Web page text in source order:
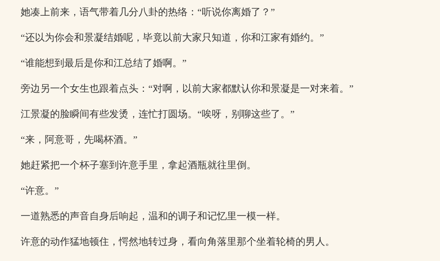
她凑上前来，语气带着几分八卦的热络：“听说你离婚了？”
“还以为你会和景凝结婚呢，毕竟以前大家只知道，你和江家有婚约。”
“谁能想到最后是你和江总结了婚啊。”
旁边另一个女生也跟着点头：“对啊，以前大家都默认你和景凝是一对来着。”
江景凝的脸瞬间有些发烫，连忙打圆场。“唉呀，别聊这些了。”
“来，阿意哥，先喝杯酒。”
她赶紧把一个杯子塞到许意手里，拿起酒瓶就往里倒。
“许意。”
一道熟悉的声音自身后响起，温和的调子和记忆里一模一样。
许意的动作猛地顿住，愕然地转过身，看向角落里那个坐着轮椅的男人。